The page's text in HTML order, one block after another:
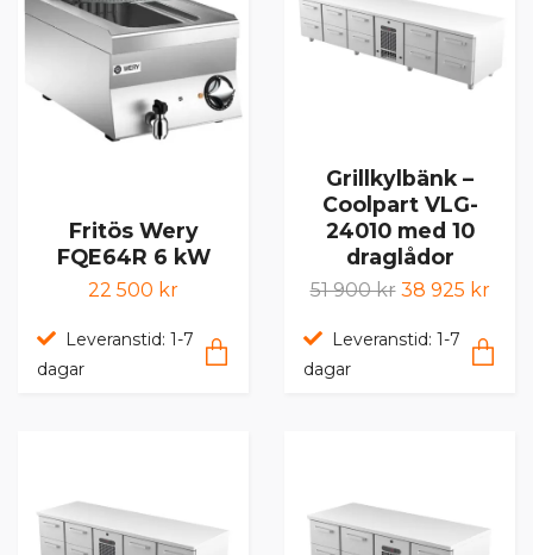
Fritös Wery
FQE64R 6 kW
22 500 kr
Leveranstid: 1-7
dagar
Grillkylbänk –
Coolpart VLG-
24010 med 10
draglådor
51 900 kr 38 925 kr
Leveranstid: 1-7
dagar